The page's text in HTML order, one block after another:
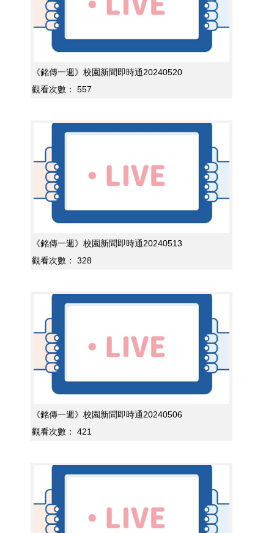
《銘傳一週》校園新聞即時通20240520
觀看次數：
557
《銘傳一週》校園新聞即時通20240513
觀看次數：
328
《銘傳一週》校園新聞即時通20240506
觀看次數：
421